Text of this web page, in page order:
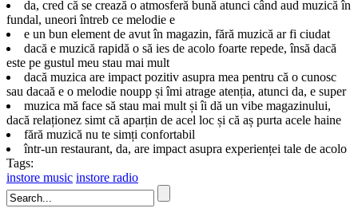
da, cred că se crează o atmosferă bună atunci când aud muzică în
fundal, uneori întreb ce melodie e
e un bun element de avut în magazin, fără muzică ar fi ciudat
dacă e muzică rapidă o să ies de acolo foarte repede, însă dacă
este pe gustul meu stau mai mult
dacă muzica are impact pozitiv asupra mea pentru că o cunosc
sau dacaă e o melodie noupp și îmi atrage atenția, atunci da, e super
muzica mă face să stau mai mult și îi dă un vibe magazinului,
dacă relaționez simt că aparțin de acel loc și că aș purta acele haine
fără muzică nu te simți confortabil
într-un restaurant, da, are impact asupra experienței tale de acolo
Tags:
instore music instore radio